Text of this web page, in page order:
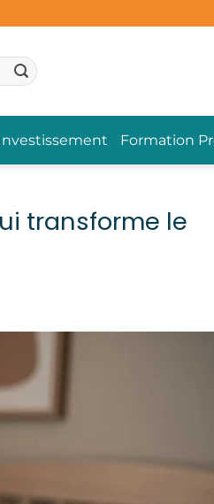
Formation
transforme le